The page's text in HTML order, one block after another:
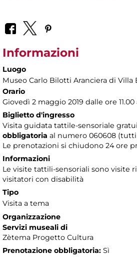
Informazioni
Luogo
Museo Carlo Bilotti Aranciera di Villa
Orario
Giovedì 2 maggio 2019 dalle ore 11.00
Biglietto d'ingresso
Visita guidata tattile-sensoriale
obbligatoria al numero 060608 (tutti
Le prenotazioni si chiudono 24 ore
Informazioni
Le visite tattili-sensoriali sono visite
visitatori con disabilità
Tipo
Visita a tema
Organizzazione
Servizi museali di
Zètema Progetto Cultura
Prenotazione obbligatoria: Sì